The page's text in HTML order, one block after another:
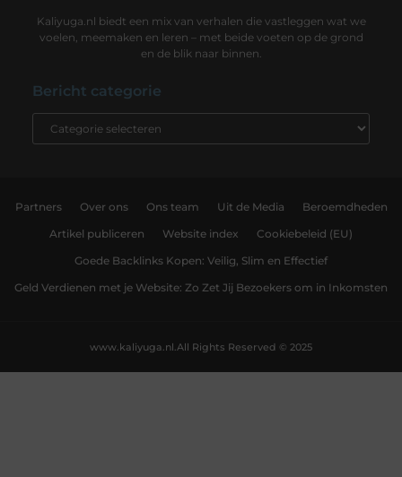
Kaliyuga.nl biedt een mix van verhalen die vastleggen wat we
voelen, meemaken en leren – met beide voeten op de grond
en de blik naar binnen.
Bericht categorie
Partners Over ons Ons team Uit de Media Beroemdheden
Artikel publiceren Website index Cookiebeleid (EU)
Goede Backlinks Kopen: Veilig, Slim en Effectief
Geld Verdienen met je Website: Zo Zet Jij Bezoekers om in Inkomsten
All Rights Reserved © 2025
www.kaliyuga.nl.